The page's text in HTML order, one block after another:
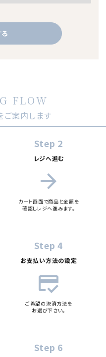
検索する
FLOW
ご案内します
Step 2
レジへ進む
arrow_forward
カート画面で商品と金額を
確認しレジへ進みます。
Step 4
お支払い方法の設定
credit_score
ご希望の決済方法を
お選び下さい。
Step 6